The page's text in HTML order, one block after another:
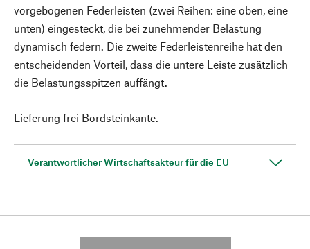
vorgebogenen Federleisten (zwei Reihen: eine oben, eine
unten) eingesteckt, die bei zunehmender Belastung
dynamisch federn. Die zweite Federleistenreihe hat den
entscheidenden Vorteil, dass die untere Leiste zusätzlich
die Belastungsspitzen auffängt.
Lieferung frei Bordsteinkante.
Verantwortlicher Wirtschaftsakteur für die EU